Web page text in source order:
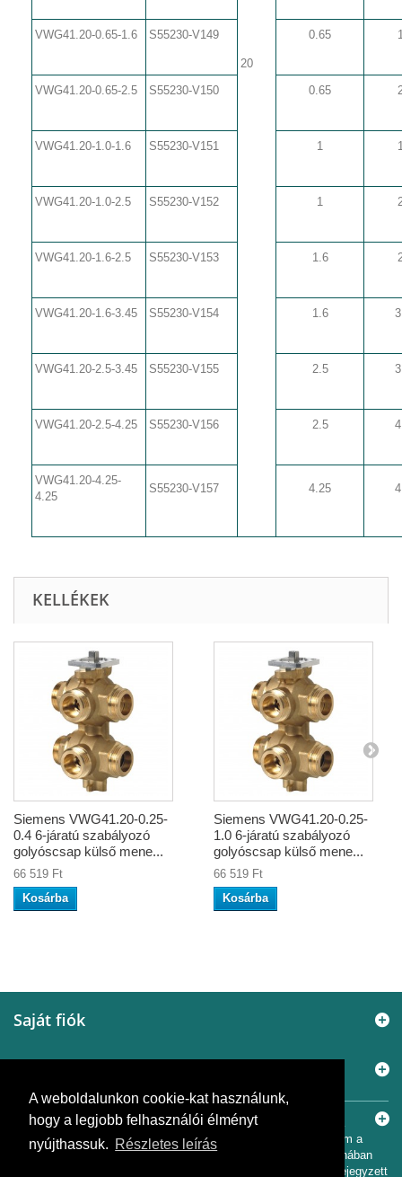
A weboldalunkon cookie-kat használunk,
hogy a legjobb felhasználói élményt
nyújthassuk. Részletes leírás
20
VWG41.20-0.65-1.6 S55230-V149 0.65
VWG41.20-0.65-2.5 S55230-V150 0.65
VWG41.20-1.0-1.6 S55230-V151 1
VWG41.20-1.0-2.5 S55230-V152 1
VWG41.20-1.6-2.5 S55230-V153 1.6
VWG41.20-1.6-3.45 S55230-V154 1.6
VWG41.20-2.5-3.45 S55230-V155 2.5
VWG41.20-2.5-4.25 S55230-V156 2.5
VWG41.20-4.25-
4.25
S55230-V157 4.25
KELLÉKEK
Siemens VWG41.20-0.25-
0.4 6-járatú szabályozó
golyóscsap külső mene...
66 519 Ft
Kosárba
Siemens VWG41.20-0.25-
1.0 6-járatú szabályozó
golyóscsap külső mene...
66 519 Ft
Kosárba
Saját fiók
© 2005 - 2026Murányi Épületgépészet Kft.A SiemensBolt.hu a
Murányi Épületgépészet Kft. független webáruháza. Az oldal nem a
Siemens AG hivatalos oldala, és nem áll a Siemens AG tulajdonában
vagy felügyelete alatt. A Siemens név és logó a Siemens AG bejegyzett
Elérhetőségek